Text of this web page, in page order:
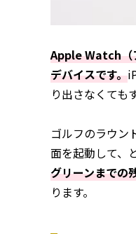
Apple Watch（
デバイスです。
り出さなくても
ゴルフのラウン
面を起動して、
グリーンまでの
ります。